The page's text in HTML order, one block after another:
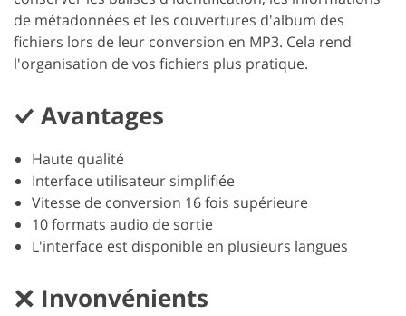
de métadonnées et les couvertures d'album des
fichiers lors de leur conversion en MP3. Cela rend
l'organisation de vos fichiers plus pratique.
Avantages
Haute qualité
Interface utilisateur simplifiée
Vitesse de conversion 16 fois supérieure
10 formats audio de sortie
L'interface est disponible en plusieurs langues
Invonvénients